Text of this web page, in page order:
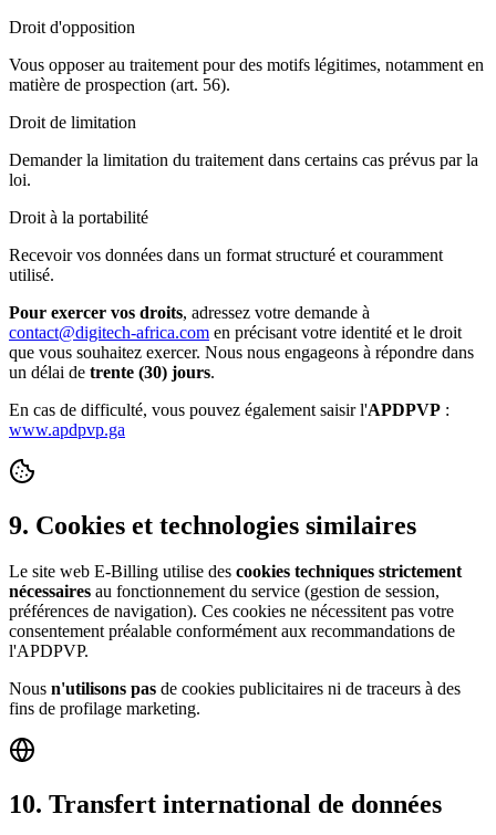
Droit d'opposition
Vous opposer au traitement pour des motifs légitimes, notamment en
matière de prospection (art. 56).
Droit de limitation
Demander la limitation du traitement dans certains cas prévus par la
loi.
Droit à la portabilité
Recevoir vos données dans un format structuré et couramment
utilisé.
Pour exercer vos droits, adressez votre demande à
contact@digitech-africa.com en précisant votre identité et le droit
que vous souhaitez exercer. Nous nous engageons à répondre dans
un délai de trente (30) jours.
En cas de difficulté, vous pouvez également saisir l'APDPVP :
www.apdpvp.ga
9. Cookies et technologies similaires
Le site web E-Billing utilise des cookies techniques strictement
nécessaires au fonctionnement du service (gestion de session,
préférences de navigation). Ces cookies ne nécessitent pas votre
consentement préalable conformément aux recommandations de
l'APDPVP.
Nous n'utilisons pas de cookies publicitaires ni de traceurs à des
fins de profilage marketing.
10. Transfert international de données